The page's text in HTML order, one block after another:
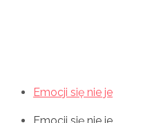
Emocji się nie je